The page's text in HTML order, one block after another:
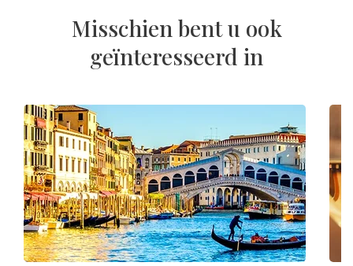
Misschien bent u ook
geïnteresseerd in